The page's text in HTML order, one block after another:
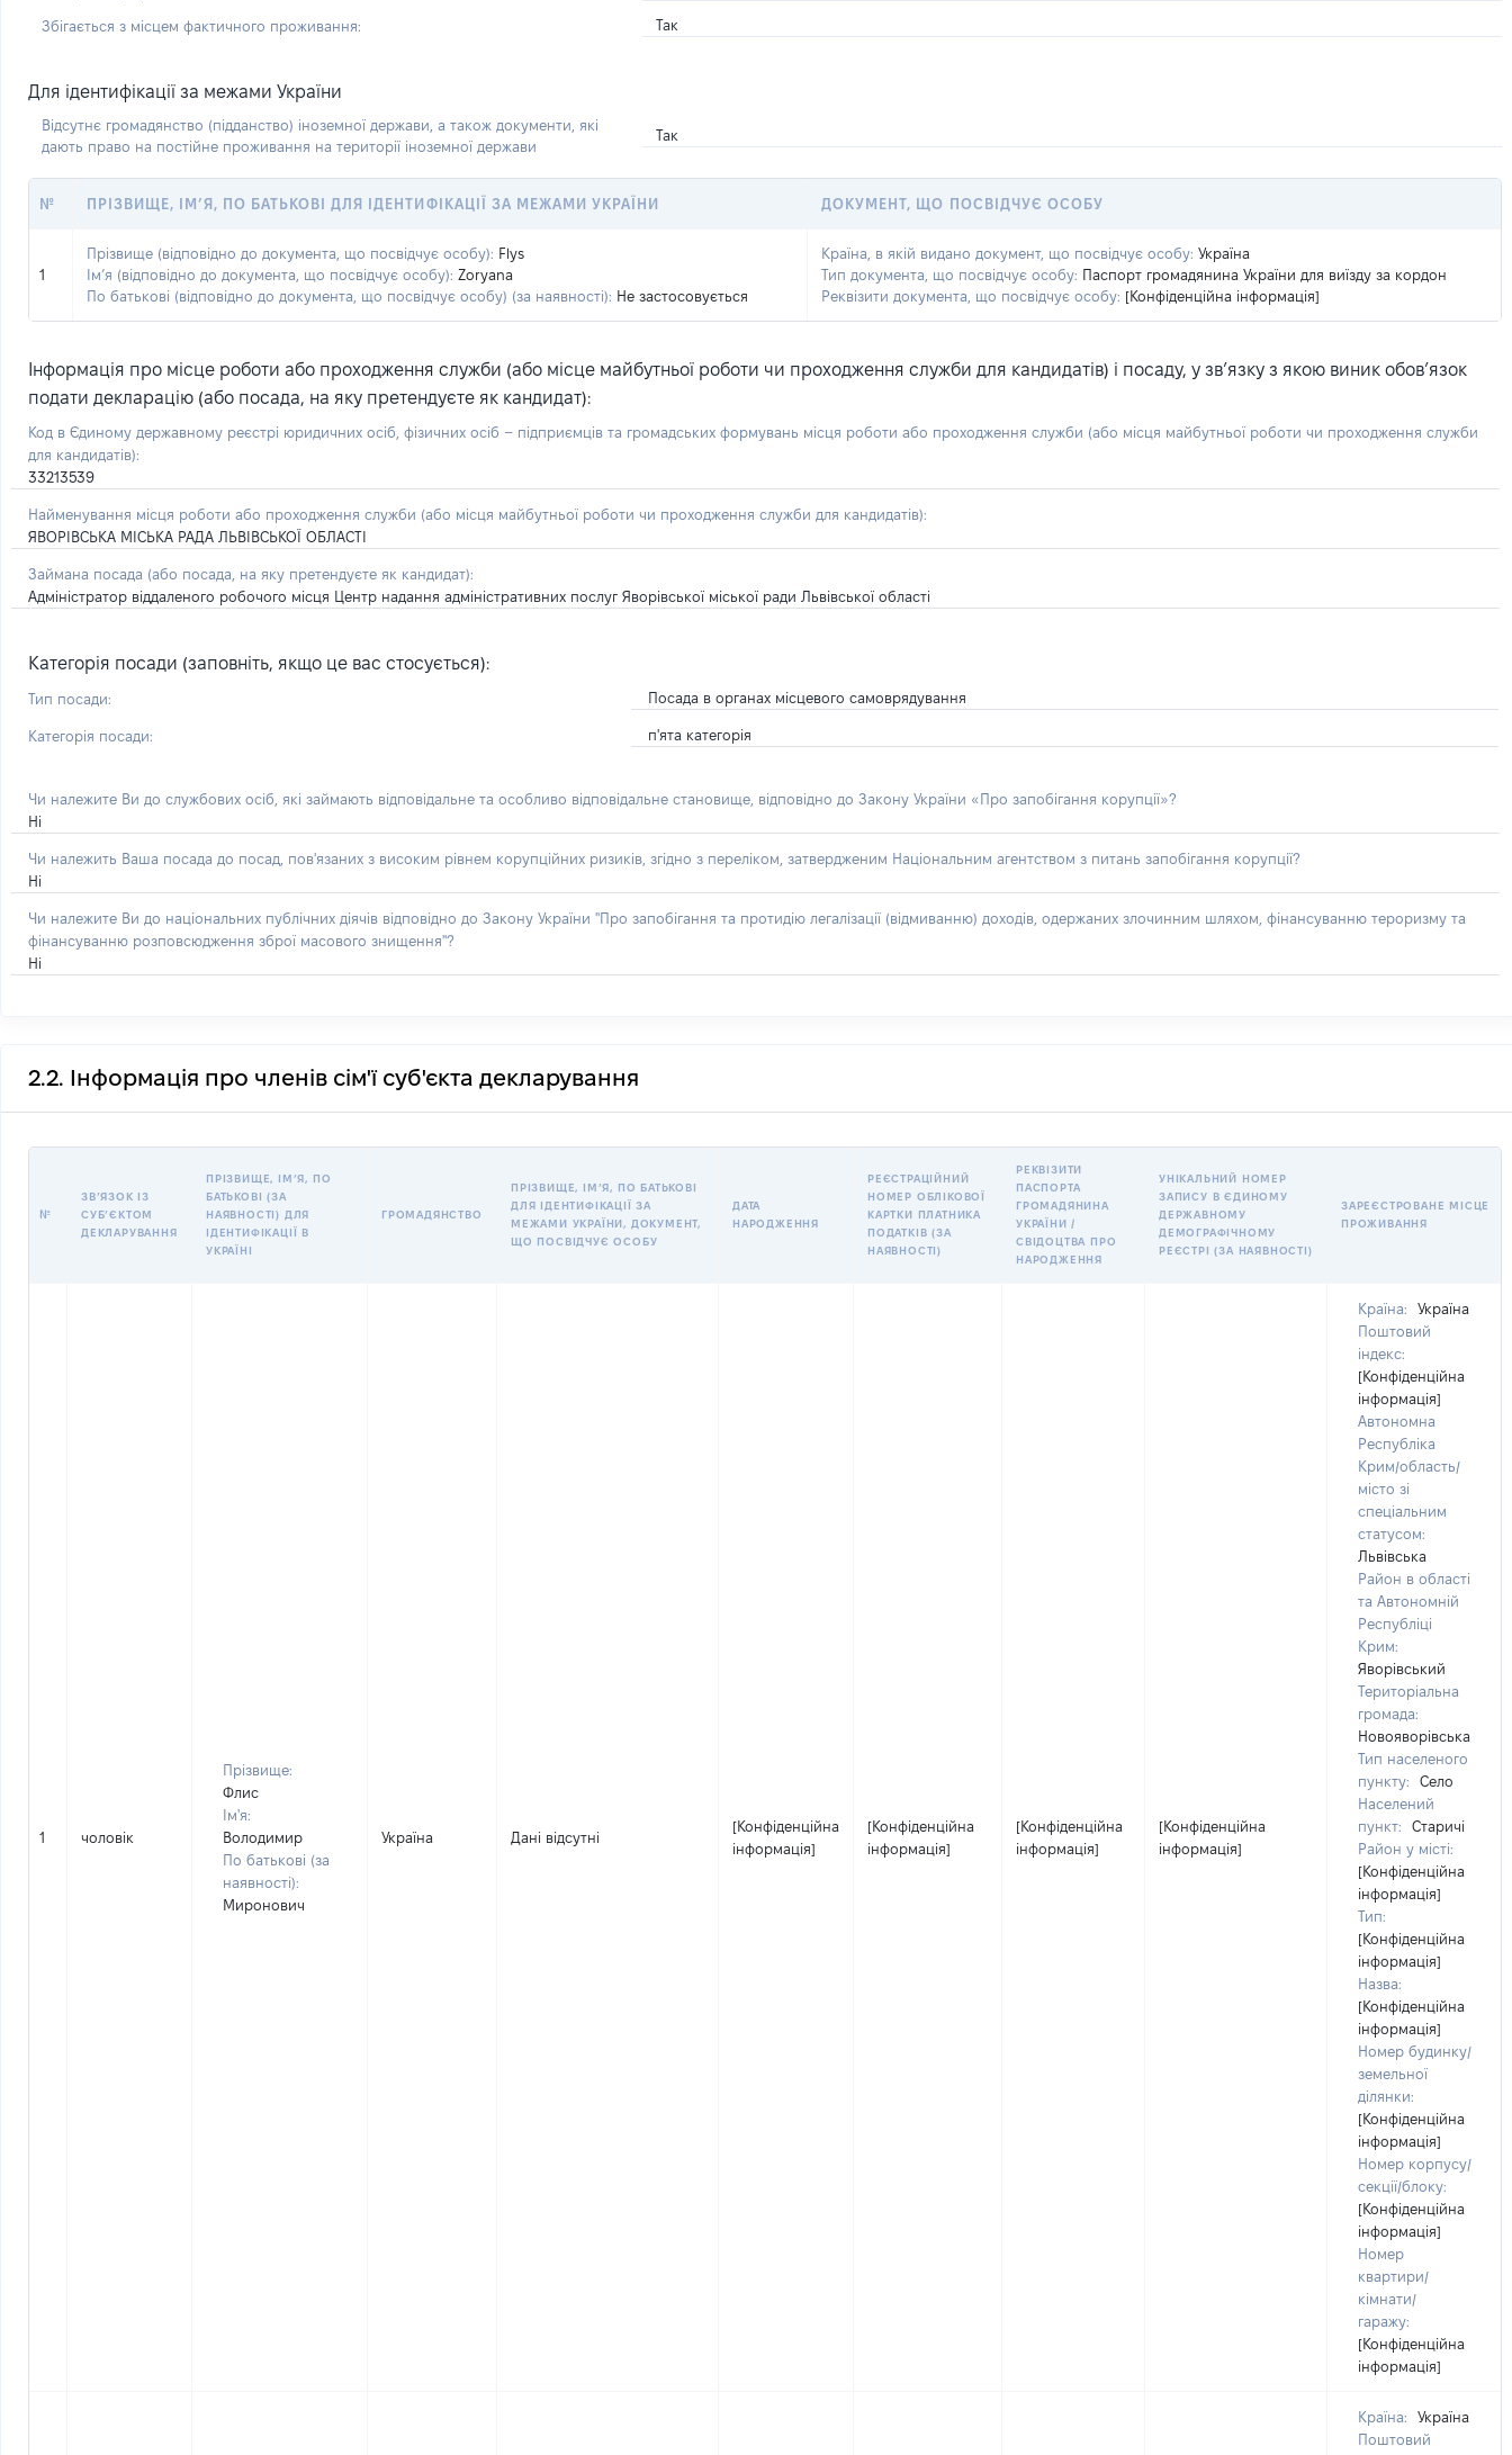
Збігається з місцем фактичного проживання: Так
Для ідентифікації за межами України
Відсутнє громадянство (підданство) іноземної держави, а також документи, які
дають право на постійне проживання на території іноземної держави
Так
№ ПРІЗВИЩЕ, ІМ’Я, ПО БАТЬКОВІ ДЛЯ ІДЕНТИФІКАЦІЇ ЗА МЕЖАМИ УКРАЇНИ ДОКУМЕНТ, ЩО ПОСВІДЧУЄ ОСОБУ
1
Прізвище (відповідно до документа, що посвідчує особу): Flys
Ім’я (відповідно до документа, що посвідчує особу): Zoryana
По батькові (відповідно до документа, що посвідчує особу) (за наявності): Не застосовується
Країна, в якій видано документ, що посвідчує особу: Україна
Тип документа, що посвідчує особу: Паспорт громадянина України для виїзду за кордон
Реквізити документа, що посвідчує особу: [Конфіденційна інформація]
Інформація про місце роботи або проходження служби (або місце майбутньої роботи чи проходження служби для кандидатів) і посаду, у зв’язку з якою виник обов’язок
подати декларацію (або посада, на яку претендуєте як кандидат):
Код в Єдиному державному реєстрі юридичних осіб, фізичних осіб – підприємців та громадських формувань місця роботи або проходження служби (або місця майбутньої роботи чи проходження служби
для кандидатів):
33213539
Найменування місця роботи або проходження служби (або місця майбутньої роботи чи проходження служби для кандидатів):
ЯВОРІВСЬКА МІСЬКА РАДА ЛЬВІВСЬКОЇ ОБЛАСТІ
Займана посада (або посада, на яку претендуєте як кандидат):
Адміністратор віддаленого робочого місця Центр надання адміністративних послуг Яворівської міської ради Львівської області
Категорія посади (заповніть, якщо це вас стосується):
Тип посади: Посада в органах місцевого самоврядування
Категорія посади: п'ята категорія
Чи належите Ви до службових осіб, які займають відповідальне та особливо відповідальне становище, відповідно до Закону України «Про запобігання корупції»?
Ні
Чи належить Ваша посада до посад, пов'язаних з високим рівнем корупційних ризиків, згідно з переліком, затвердженим Національним агентством з питань запобігання корупції?
Ні
Чи належите Ви до національних публічних діячів відповідно до Закону України "Про запобігання та протидію легалізації (відмиванню) доходів, одержаних злочинним шляхом, фінансуванню тероризму та
фінансуванню розповсюдження зброї масового знищення"?
Ні
2.2. Інформація про членів сім'ї суб'єкта декларування
№
ЗВʼЯЗОК ІЗ
СУБʼЄКТОМ
ДЕКЛАРУВАННЯ
ПРІЗВИЩЕ, ІМʼЯ, ПО
БАТЬКОВІ (ЗА
НАЯВНОСТІ) ДЛЯ
ІДЕНТИФІКАЦІЇ В
УКРАЇНІ
ГРОМАДЯНСТВО
ПРІЗВИЩЕ, ІМʼЯ, ПО БАТЬКОВІ
ДЛЯ ІДЕНТИФІКАЦІЇ ЗА
МЕЖАМИ УКРАЇНИ, ДОКУМЕНТ,
ЩО ПОСВІДЧУЄ ОСОБУ
ДАТА
НАРОДЖЕННЯ
РЕЄСТРАЦІЙНИЙ
НОМЕР ОБЛІКОВОЇ
КАРТКИ ПЛАТНИКА
ПОДАТКІВ (ЗА
НАЯВНОСТІ)
РЕКВІЗИТИ
ПАСПОРТА
ГРОМАДЯНИНА
УКРАЇНИ /
СВІДОЦТВА ПРО
НАРОДЖЕННЯ
УНІКАЛЬНИЙ НОМЕР
ЗАПИСУ В ЄДИНОМУ
ДЕРЖАВНОМУ
ДЕМОГРАФІЧНОМУ
РЕЄСТРІ (ЗА НАЯВНОСТІ)
ЗАРЕЄСТРОВАНЕ МІСЦЕ
ПРОЖИВАННЯ
1 чоловік
Прізвище:
Флис
Ім'я:
Володимир
По батькові (за
наявності):
Миронович
Україна Дані відсутні
[Конфіденційна
інформація]
[Конфіденційна
інформація]
[Конфіденційна
інформація]
[Конфіденційна
інформація]
Країна:
Україна
Поштовий
індекс:
[Конфіденційна
інформація]
Автономна
Республіка
Крим/область/
місто зі
спеціальним
статусом:
Львівська
Район в області
та Автономній
Республіці
Крим:
Яворівський
Територіальна
громада:
Новояворівська
Тип населеного
пункту:
Село
Населений
пункт:
Старичі
Район у місті:
[Конфіденційна
інформація]
Тип:
[Конфіденційна
інформація]
Назва:
[Конфіденційна
інформація]
Номер будинку/
земельної
ділянки:
[Конфіденційна
інформація]
Номер корпусу/
секції/блоку:
[Конфіденційна
інформація]
Номер
квартири/
кімнати/
гаражу:
[Конфіденційна
інформація]
Країна:
Україна
Поштовий